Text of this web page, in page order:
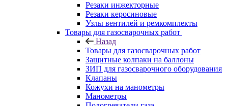
Резаки инжекторные
Резаки керосиновые
Узлы вентилей и ремкомплекты
Товары для газосварочных работ
Назад
Товары для газосварочных работ
Защитные колпаки на баллоны
ЗИП для газосварочного оборудования
Клапаны
Кожухи на манометры
Манометры